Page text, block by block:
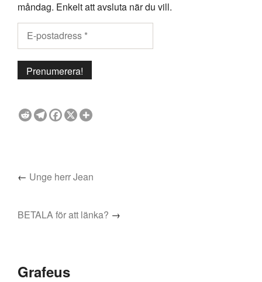
måndag. Enkelt att avsluta när du vill.
← Unge herr Jean
BETALA för att länka? →
Grafeus